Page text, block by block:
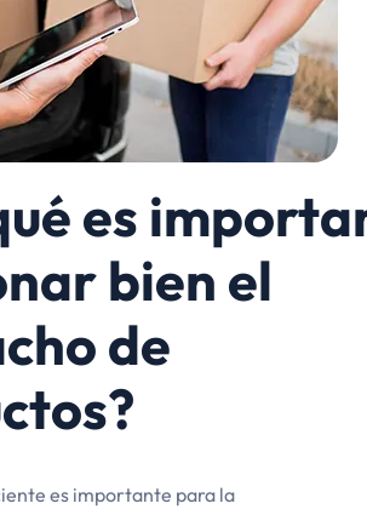
es
bien el
de
es importante para la